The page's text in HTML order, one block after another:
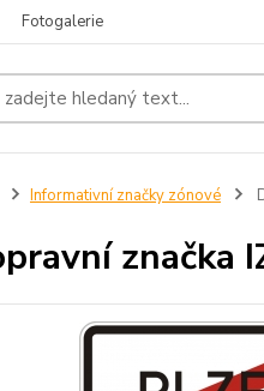
Fotogalerie
Informativní značky zónové
značka